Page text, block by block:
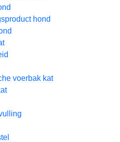
hond
voerbak kat